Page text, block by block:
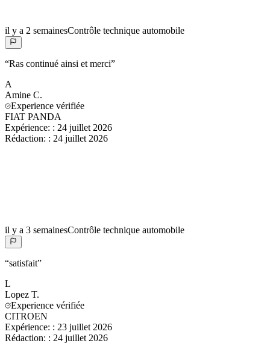
il y a 2 semainesContrôle technique automobile
“Ras continué ainsi et merci”
A
Amine C.
Experience vérifiée
FIAT PANDA
Expérience: : 24 juillet 2026
Rédaction: : 24 juillet 2026
il y a 3 semainesContrôle technique automobile
“satisfait”
L
Lopez T.
Experience vérifiée
CITROEN
Expérience: : 23 juillet 2026
Rédaction: : 24 juillet 2026